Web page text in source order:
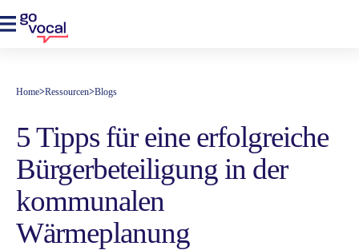
Home>Ressourcen>Blogs
5 Tipps für eine erfolgreiche
Bürgerbeteiligung in der
kommunalen
Wärmeplanung